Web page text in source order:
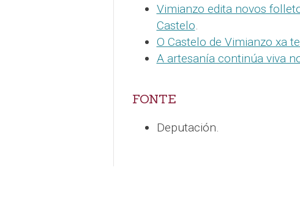
Vimianzo edita novos
Castelo.
O Castelo de Vimianzo xa
A artesanía continúa viva
FONTE
Deputación.